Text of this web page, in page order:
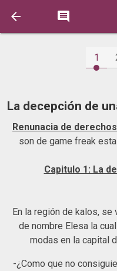
 
1
La decepción de
Renunacia de
son de game freak
Capitulo 1: La
En la región de kalos, se
de nombre Elesa la
modas en la capital
-¿Como que no